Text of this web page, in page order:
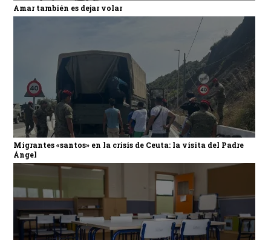
Amar también es dejar volar
Migrantes «santos» en la crisis de Ceuta: la visita del Padre
Ángel